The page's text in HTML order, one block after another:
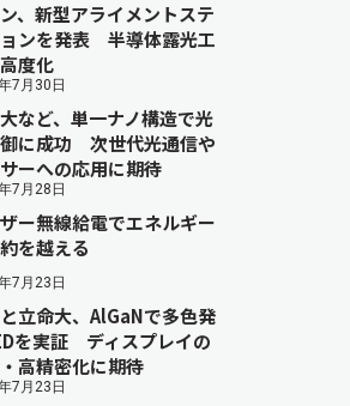
、新型アライメントステ
ンを発表 半導体露光工
度化
7月30日
など、単一ナノ構造で光
に成功 次世代光通信や
ーへの応用に期待
7月28日
ー無線給電でエネルギー
を越える
7月23日
立命大、AlGaNで多色発
を実証 ディスプレイの
高精密化に期待
7月23日